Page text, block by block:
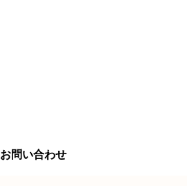
お問い合わせ